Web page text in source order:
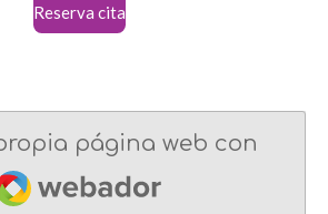
Reserva cita
página web con